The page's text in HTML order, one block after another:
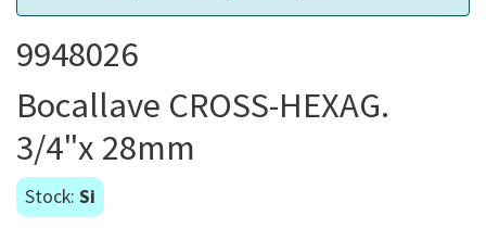
9948026
Bocallave CROSS-HEXAG.
3/4"x 28mm
Stock: Si